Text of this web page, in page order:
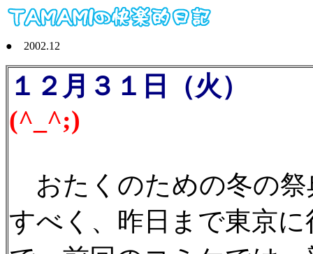
● 2002.12
１２月３１日（火）
(^_^;)
おたくのための冬の祭
すべく、昨日まで東京